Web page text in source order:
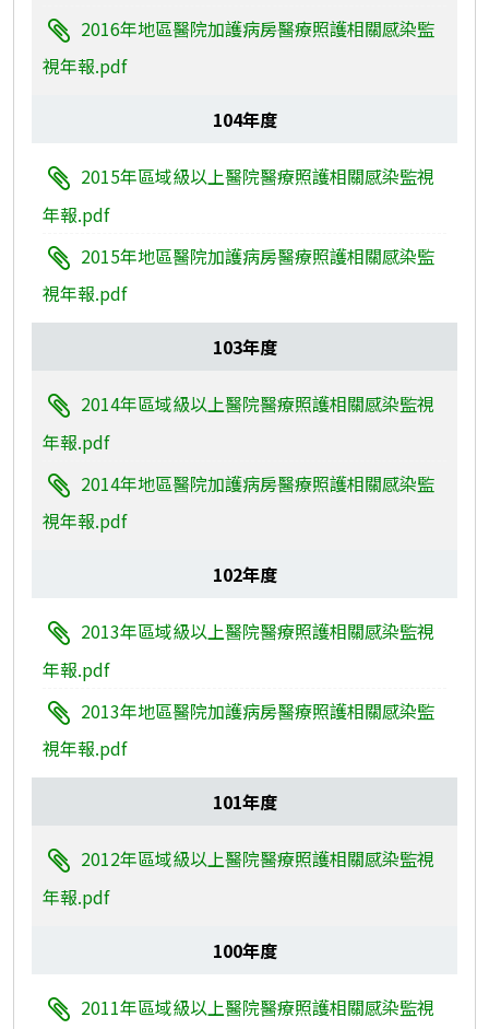
2016年地區醫院加護病房醫療照護相關感染監
視年報.pdf
104年度
2015年區域級以上醫院醫療照護相關感染監視
年報.pdf
2015年地區醫院加護病房醫療照護相關感染監
視年報.pdf
103年度
2014年區域級以上醫院醫療照護相關感染監視
年報.pdf
2014年地區醫院加護病房醫療照護相關感染監
視年報.pdf
102年度
2013年區域級以上醫院醫療照護相關感染監視
年報.pdf
2013年地區醫院加護病房醫療照護相關感染監
視年報.pdf
101年度
2012年區域級以上醫院醫療照護相關感染監視
年報.pdf
100年度
2011年區域級以上醫院醫療照護相關感染監視